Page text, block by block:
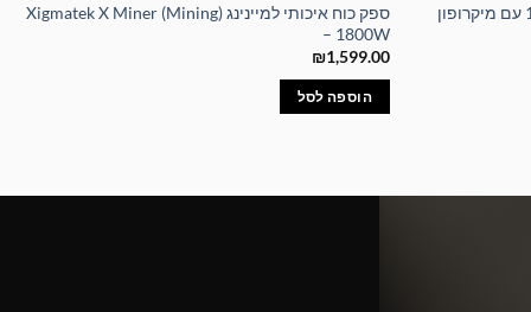
מצלמת רשת למקבוק 1080P Full HD עם מיקרופון
ספק כוח איכותי למיינינג Xigmatek X Miner (Mining)
– 1800W
₪1,599.00
הוספה לסל